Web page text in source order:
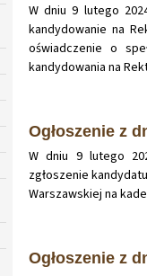
W dniu 9 lutego
kandydowanie na
oświadczenie o
kandydowania na
Ogłoszenie z
W dniu 9 lutego
zgłoszenie
Warszawskiej na
Ogłoszenie z